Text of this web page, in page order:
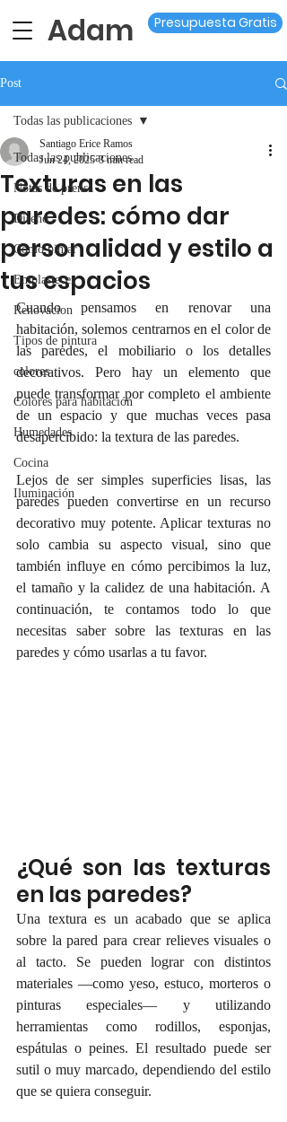
Adam Presupuesta Gratis
Post
Todas las publicaciones
Notas de prensa
Diseño
Como pintar
Emplastecer
Renovacion
Tipos de pintura
colores
Colores para habitación
Humedades
Cocina
Iluminación
Todas las publicaciones
Texturas en las
paredes: cómo dar
personalidad y estilo a
tus espacios
Santiago Erice Ramos
Jun 24, 2025 3 min read
Cuando pensamos en renovar una
habitación, solemos centrarnos en el color de
las paredes, el mobiliario o los detalles
decorativos. Pero hay un elemento que
puede transformar por completo el ambiente
de un espacio y que muchas veces pasa
desapercibido: la textura de las paredes.
Lejos de ser simples superficies lisas, las
paredes pueden convertirse en un recurso
decorativo muy potente. Aplicar texturas no
solo cambia su aspecto visual, sino que
también influye en cómo percibimos la luz,
el tamaño y la calidez de una habitación. A
continuación, te contamos todo lo que
necesitas saber sobre las texturas en las
paredes y cómo usarlas a tu favor.
¿Qué son las texturas
en las paredes?
Una textura es un acabado que se aplica
sobre la pared para crear relieves visuales o
al tacto. Se pueden lograr con distintos
materiales —como yeso, estuco, morteros o
pinturas especiales— y utilizando
herramientas como rodillos, esponjas,
espátulas o peines. El resultado puede ser
sutil o muy marcado, dependiendo del estilo
que se quiera conseguir.